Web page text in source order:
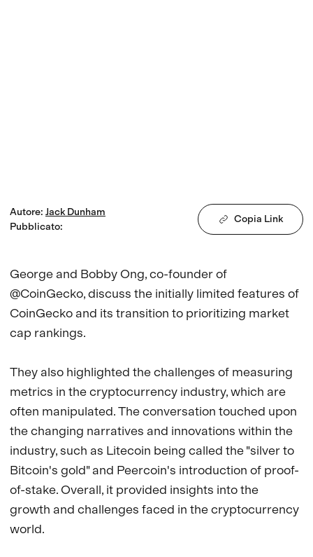
Autore: Jack Dunham
Pubblicato:
Copia Link
George and Bobby Ong, co-founder of
@CoinGecko, discuss the initially limited features of
CoinGecko and its transition to prioritizing market
cap rankings.
They also highlighted the challenges of measuring
metrics in the cryptocurrency industry, which are
often manipulated. The conversation touched upon
the changing narratives and innovations within the
industry, such as Litecoin being called the "silver to
Bitcoin's gold" and Peercoin's introduction of proof-
of-stake. Overall, it provided insights into the
growth and challenges faced in the cryptocurrency
world.